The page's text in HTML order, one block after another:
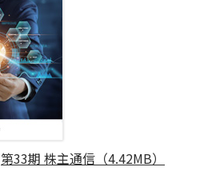
第33期 株主通信（4.42MB）